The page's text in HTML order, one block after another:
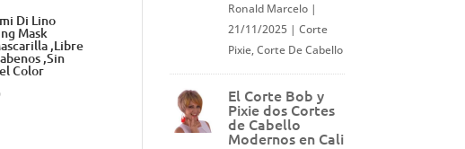
Di Lino
Mask
,Libre
,Sin
Color
Rango
Ronald Marcelo |
21/11/2025 |Corte
Pixie,Corte De Cabello
El Corte Bob y
Pixie dos Cortes
de Cabello
Modernos en Cali